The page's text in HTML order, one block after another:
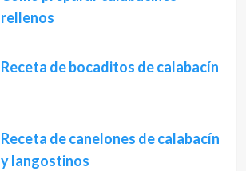
rellenos
Receta de bocaditos de calabacín
Receta de canelones de calabacín
y langostinos